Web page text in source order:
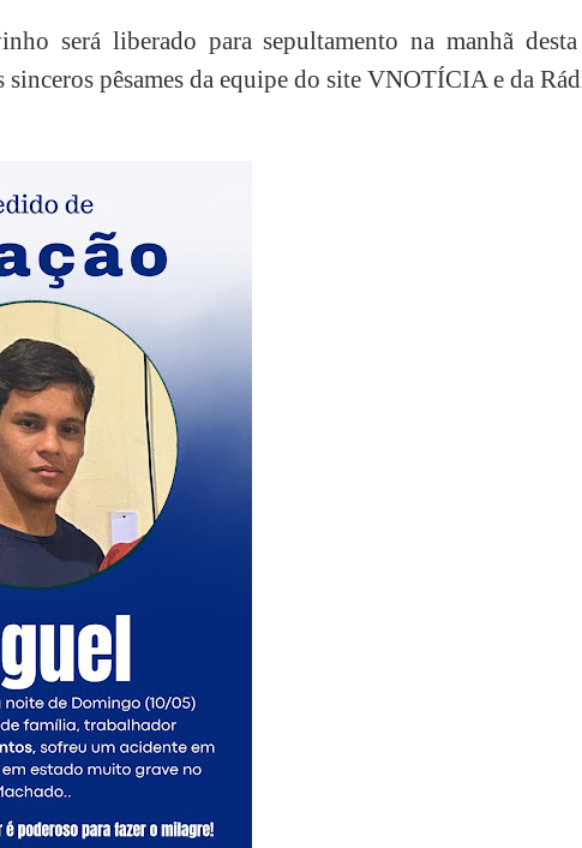
será liberado para sepultamento na manhã
sinceros pêsames da equipe do site VNOTÍCIA e da